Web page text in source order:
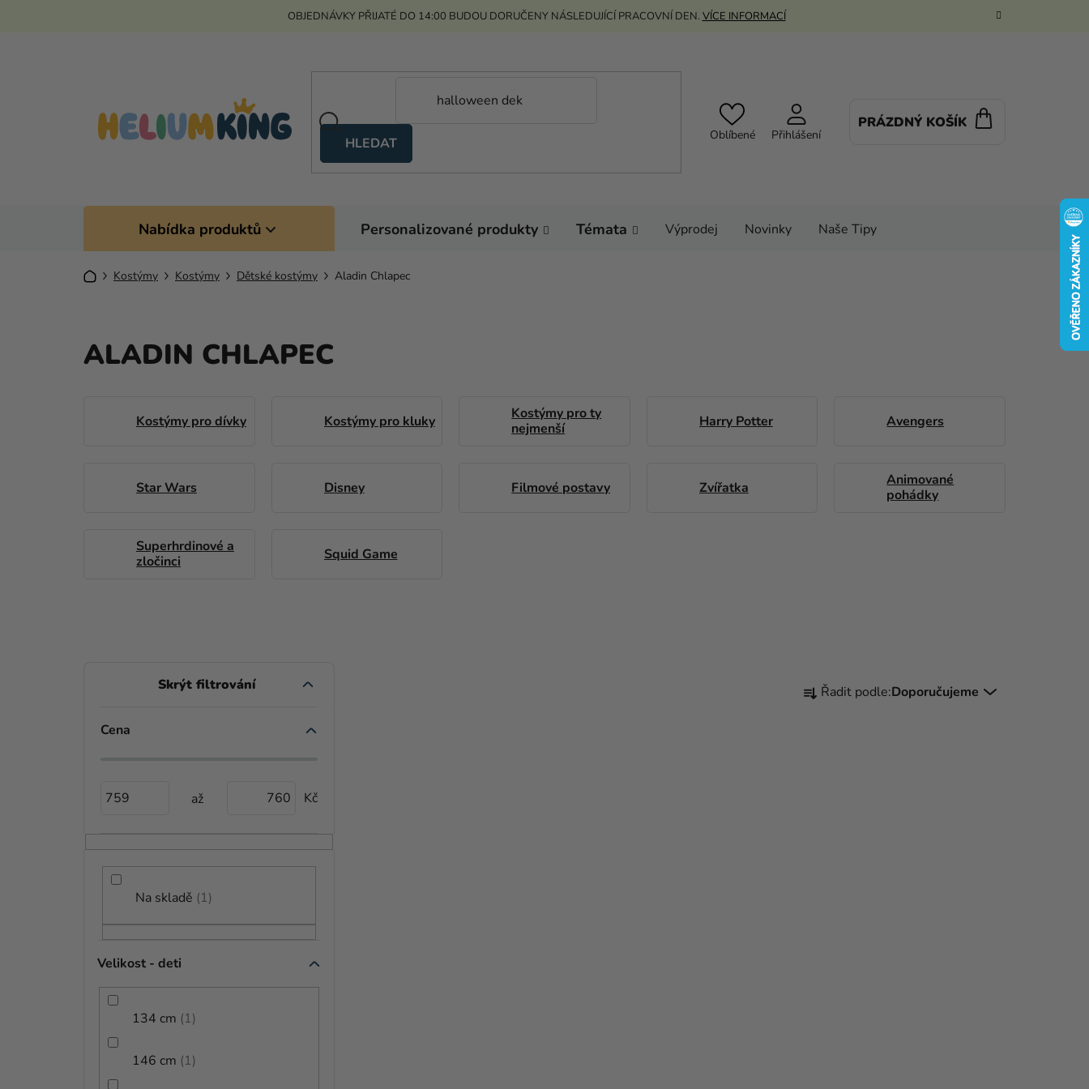
OBJEDNÁVKY PŘIJATÉ DO 14:00 BUDOU DORUČENY NÁSLEDUJÍCÍ PRACOVNÍ DEN. VÍCE INFORMACÍ
HLEDAT Oblíbené Přihlášení
PRÁZDNÝ KOŠÍK
Nabídka produktů Personalizované produkty Témata Výprodej Novinky Naše Tipy
Domů Kostýmy Kostýmy Dětské kostýmy Aladin Chlapec
ALADIN CHLAPEC
Kostýmy pro dívky Kostýmy pro kluky
Kostýmy pro ty
nejmenší
Harry Potter Avengers
Star Wars Disney Filmové postavy Zvířatka
Animované
pohádky
Superhrdinové a
zločinci
Squid Game
N
A
N
Cena
759 760
Na skladě 1
Velikost - deti
134 cm 1
146 cm 1
Ř Řadit podle:Doporučujeme
I
O
D
Dětský kostým - Aladin
699 Kč
799 Kč